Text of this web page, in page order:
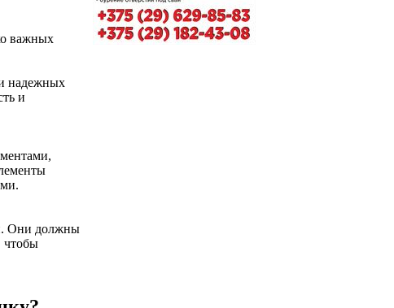
важных
надежных
и
Они должны
чтобы